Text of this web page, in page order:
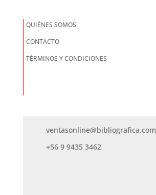
QUIÉNES SOMOS
CONTACTO
TÉRMINOS Y CONDICIONES
ventasonline@bibliografica.com
+56 9 9435 3462